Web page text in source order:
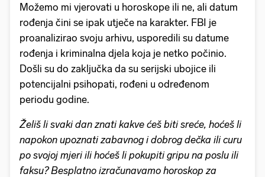
Možemo mi vjerovati u horoskope ili ne, ali datum
rođenja čini se ipak utječe na karakter. FBI je
proanalizirao svoju arhivu, usporedili su datume
rođenja i kriminalna djela koja je netko počinio.
Došli su do zaključka da su serijski ubojice ili
potencijalni psihopati, rođeni u određenom
periodu godine.
Želiš li svaki dan znati kakve ćeš biti sreće, hoćeš li
napokon upoznati zabavnog i dobrog dečka ili curu
po svojoj mjeri ili hoćeš li pokupiti gripu na poslu ili
faksu? Besplatno izračunavamo horoskop za